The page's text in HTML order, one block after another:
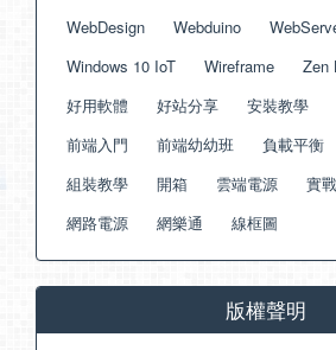
WebDesign
Webduino
Windows 10 IoT
Wireframe
Zen
好用軟體
好站分享 安裝教學
前端入門
前端幼幼班 負載平衡
組裝教學
開箱 雲端電源 實戰
網路電源
網樂通 線框圖
版權聲明